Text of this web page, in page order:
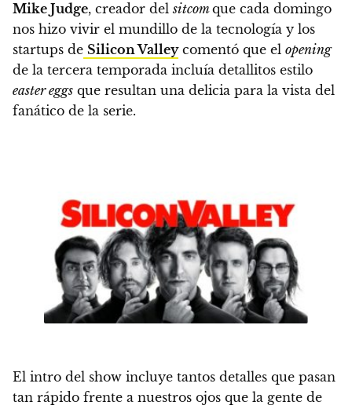
Mike Judge, creador delsitcomque cada domingo
nos hizo vivir el mundillo de la tecnología y los
startups de Silicon Valley comentó que el opening
de la tercera temporada incluía detallitos estilo
easter eggs que resultan una delicia para la vista del
fanático de la serie.
El intro del show incluye tantos detalles que pasan
tan rápido frente a nuestros ojos que la gente de